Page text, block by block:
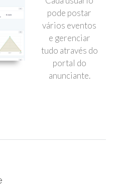
pode postar
vários eventos
e gerenciar
tudo através do
portal do
anunciante.